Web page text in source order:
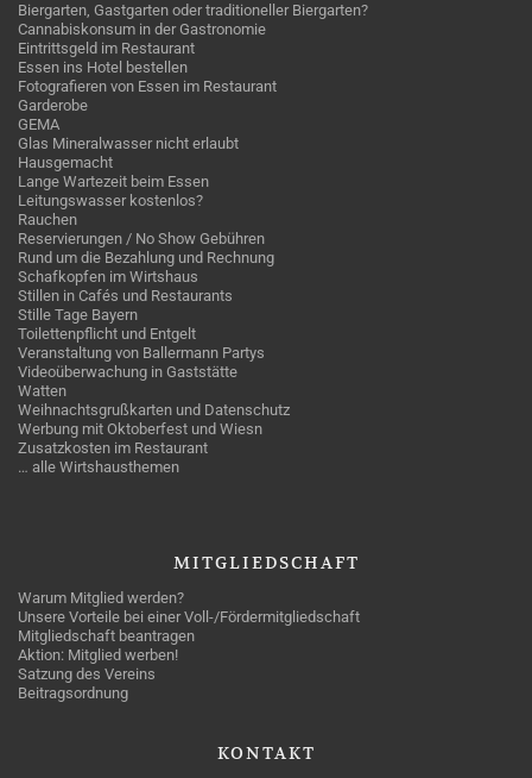
Biergarten, Gastgarten oder traditioneller Biergarten?
Cannabiskonsum in der Gastronomie
Eintrittsgeld im Restaurant
Essen ins Hotel bestellen
Fotografieren von Essen im Restaurant
Garderobe
GEMA
Glas Mineralwasser nicht erlaubt
Hausgemacht
Lange Wartezeit beim Essen
Leitungswasser kostenlos?
Rauchen
Reservierungen / No Show Gebühren
Rund um die Bezahlung und Rechnung
Schafkopfen im Wirtshaus
Stillen in Cafés und Restaurants
Stille Tage Bayern
Toilettenpflicht und Entgelt
Veranstaltung von Ballermann Partys
Videoüberwachung in Gaststätte
Watten
Weihnachtsgrußkarten und Datenschutz
Werbung mit Oktoberfest und Wiesn
Zusatzkosten im Restaurant
… alle Wirtshausthemen
MITGLIEDSCHAFT
Warum Mitglied werden?
Unsere Vorteile bei einer Voll-/Fördermitgliedschaft
Mitgliedschaft beantragen
Aktion: Mitglied werben!
Satzung des Vereins
Beitragsordnung
KONTAKT